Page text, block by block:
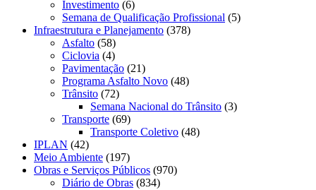
Investimento (6)
Semana de Qualificação Profissional (5)
Infraestrutura e Planejamento (378)
Asfalto (58)
Ciclovia (4)
Pavimentação (21)
Programa Asfalto Novo (48)
Trânsito (72)
Semana Nacional do Trânsito (3)
Transporte (69)
Transporte Coletivo (48)
IPLAN (42)
Meio Ambiente (197)
Obras e Serviços Públicos (970)
Diário de Obras (834)